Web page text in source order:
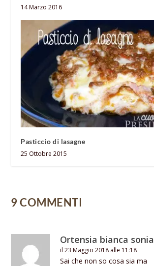
14 Marzo 2016
Pasticcio di lasagne
25 Ottobre 2015
9 COMMENTI
Ortensia bianca sonia
il 23 Maggio 2018 alle 11:18
Sai che non so cosa sia ma